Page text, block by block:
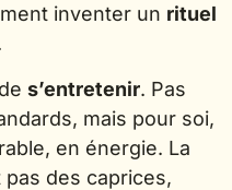
inventer un rituel
s’entretenir. Pas
mais pour soi,
en énergie. La
pas des caprices,